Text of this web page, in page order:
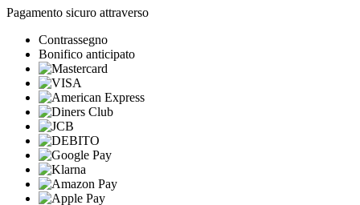
Pagamento sicuro attraverso
Contrassegno
Bonifico anticipato